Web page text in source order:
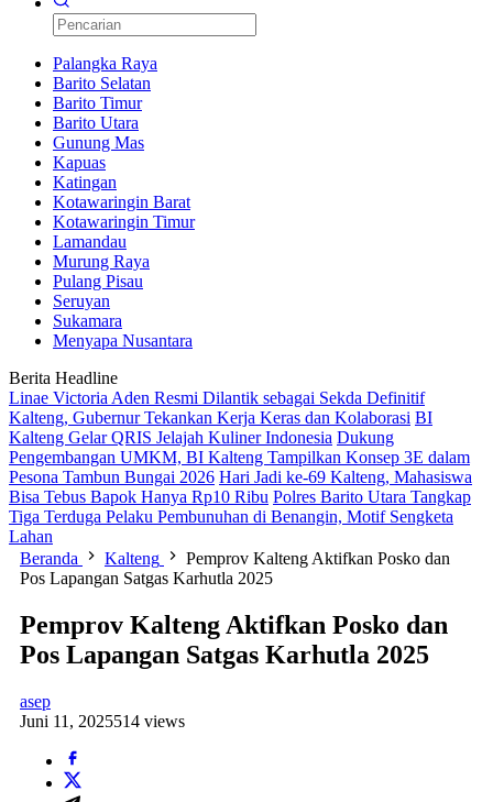
Palangka Raya
Barito Selatan
Barito Timur
Barito Utara
Gunung Mas
Kapuas
Katingan
Kotawaringin Barat
Kotawaringin Timur
Lamandau
Murung Raya
Pulang Pisau
Seruyan
Sukamara
Menyapa Nusantara
Berita Headline
Linae Victoria Aden Resmi Dilantik sebagai Sekda Definitif
Kalteng, Gubernur Tekankan Kerja Keras dan Kolaborasi BI
Kalteng Gelar QRIS Jelajah Kuliner Indonesia Dukung
Pengembangan UMKM, BI Kalteng Tampilkan Konsep 3E dalam
Pesona Tambun Bungai 2026 Hari Jadi ke-69 Kalteng, Mahasiswa
Bisa Tebus Bapok Hanya Rp10 Ribu Polres Barito Utara Tangkap
Tiga Terduga Pelaku Pembunuhan di Benangin, Motif Sengketa
Lahan
Beranda
Kalteng
Pemprov Kalteng Aktifkan Posko dan
Pos Lapangan Satgas Karhutla 2025
Pemprov Kalteng Aktifkan Posko dan
Pos Lapangan Satgas Karhutla 2025
asep
Juni 11, 2025514 views